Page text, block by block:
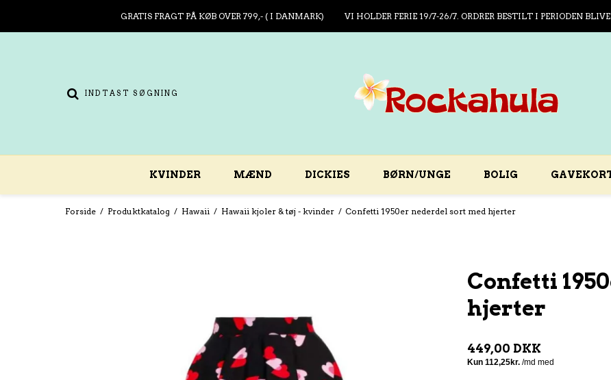
GRATIS FRAGT PÅ KØB OVER 799,- ( I DANMARK) VI HOLDER FERIE 19/7-26/7. ORDRER BESTILT I PERIODEN
KVINDER MÆND DICKIES BØRN/UNGE BOLIG
Forside / Produktkatalog / Hawaii / Hawaii kjoler & tøj - kvinder / Confetti 1950er nederdel sort med hjerter
Confetti
hjerter
449,00 DKK